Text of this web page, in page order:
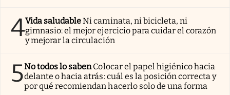
4Vida saludableNi caminata, ni bicicleta, ni
gimnasio: el mejor ejercicio para cuidar el corazón
y mejorar la circulación
5No todos lo sabenColocar el papel higiénico hacia
delante o hacia atrás: cuál es la posición correcta y
por qué recomiendan hacerlo solo de una forma